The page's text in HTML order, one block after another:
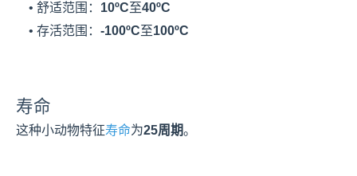
    • 舒适范围：
10ºC至40ºC
    • 存活范围：
-100ºC至100ºC
寿命
这种小动物特征寿命为25周期。